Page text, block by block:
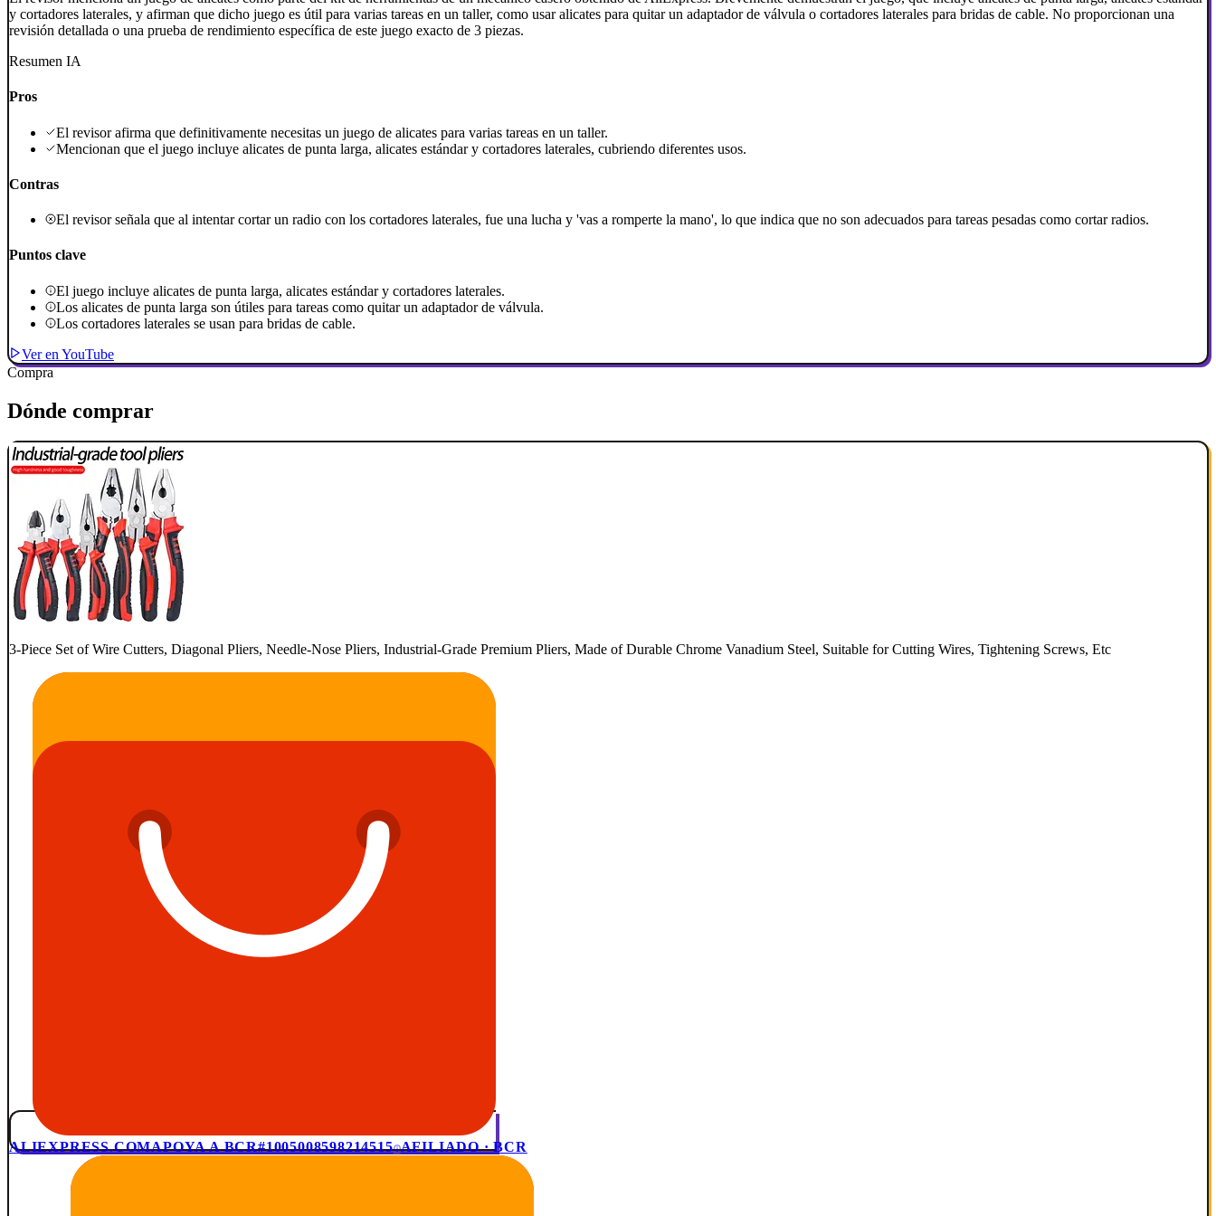
y cortadores laterales, y afirman que dicho juego es útil para varias tareas en un taller, como usar alicates para quitar un adaptador de válvula o cortadores laterales para bridas de cable. No proporcionan una
revisión detallada o una prueba de rendimiento específica de este juego exacto de 3 piezas.
Resumen IA
Pros
El revisor afirma que definitivamente necesitas un juego de alicates para varias tareas en un taller.
Mencionan que el juego incluye alicates de punta larga, alicates estándar y cortadores laterales, cubriendo diferentes usos.
Contras
El revisor señala que al intentar cortar un radio con los cortadores laterales, fue una lucha y 'vas a romperte la mano', lo que indica que no son adecuados para tareas pesadas como cortar radios.
Puntos clave
El juego incluye alicates de punta larga, alicates estándar y cortadores laterales.
Los alicates de punta larga son útiles para tareas como quitar un adaptador de válvula.
Los cortadores laterales se usan para bridas de cable.
Ver en YouTube
Compra
Dónde comprar
3-Piece Set of Wire Cutters, Diagonal Pliers, Needle-Nose Pliers, Industrial-Grade Premium Pliers, Made of Durable Chrome Vanadium Steel, Suitable for Cutting Wires, Tightening Screws, Etc
ALIEXPRESS.COMAPOYA A BCR#1005008598214515 AFILIADO · BCR